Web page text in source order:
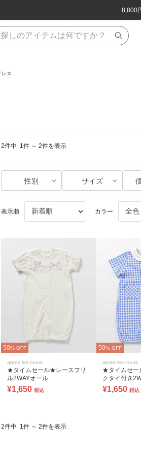
8,800
ほぼ全
8,800
ほぼ全
ス
2件中 1件 ～ 2件を表示
性別 サイズ
表示順 カラー
50% OFF
apres les cours
★タイムセール★レースフリ
ル2WAYオール
¥1,650 税込
50% OFF
apres les cours
★タイムセー
クタイ付き
¥1,650 税込
2件中 1件 ～ 2件を表示